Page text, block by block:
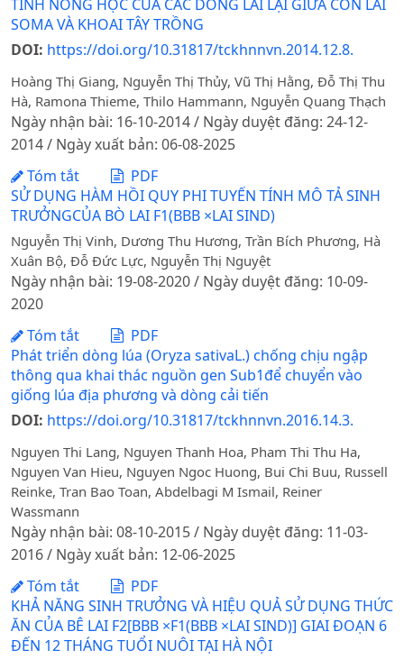
TÍNH NÔNG HỌC CỦA CÁC DÒNG LAI LẠI GIỮA CON LAI
SOMA VÀ KHOAI TÂY TRỒNG
DOI: https://doi.org/10.31817/tckhnnvn.2014.12.8.
Hoàng Thị Giang, Nguyễn Thị Thủy, Vũ Thị Hằng, Đỗ Thị Thu
Hà, Ramona Thieme, Thilo Hammann, Nguyễn Quang Thạch
Ngày nhận bài: 16-10-2014 / Ngày duyệt đăng: 24-12-
2014 / Ngày xuất bản: 06-08-2025
Tóm tắt
PDF
SỬ DỤNG HÀM HỒI QUY PHI TUYẾN TÍNH MÔ TẢ SINH
TRƯỞNGCỦA BÒ LAI F1(BBB ×LAI SIND)
Nguyễn Thị Vinh, Dương Thu Hương, Trần Bích Phương, Hà
Xuân Bộ, Đỗ Đức Lực, Nguyễn Thị Nguyệt
Ngày nhận bài: 19-08-2020 / Ngày duyệt đăng: 10-09-
2020
Tóm tắt
PDF
Phát triển dòng lúa (Oryza sativaL.) chống chịu ngập
thông qua khai thác nguồn gen Sub1để chuyển vào
giống lúa địa phương và dòng cải tiến
DOI: https://doi.org/10.31817/tckhnnvn.2016.14.3.
Nguyen Thi Lang, Nguyen Thanh Hoa, Pham Thi Thu Ha,
Nguyen Van Hieu, Nguyen Ngoc Huong, Bui Chi Buu, Russell
Reinke, Tran Bao Toan, Abdelbagi M Ismail, Reiner
Wassmann
Ngày nhận bài: 08-10-2015 / Ngày duyệt đăng: 11-03-
2016 / Ngày xuất bản: 12-06-2025
Tóm tắt
PDF
KHẢ NĂNG SINH TRƯỞNG VÀ HIỆU QUẢ SỬ DỤNG THỨC
ĂN CỦA BÊ LAI F2[BBB ×F1(BBB ×LAI SIND)] GIAI ĐOẠN 6
ĐẾN 12 THÁNG TUỔI NUÔI TẠI HÀ NỘI